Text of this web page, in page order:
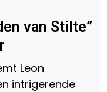
van Stilte”
Leon
intrigerende